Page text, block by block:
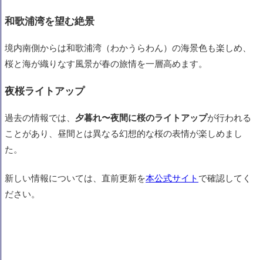
和歌浦湾を望む絶景
境内南側からは和歌浦湾（わかうらわん）の海景色も楽しめ、
桜と海が織りなす風景が春の旅情を一層高めます。
夜桜ライトアップ
過去の情報では、 夕暮れ〜夜間に桜のライトアップが行われる
ことがあり、昼間とは異なる幻想的な桜の表情が楽しめまし
た。
新しい情報については、直前更新を本公式サイト で確認してく
ださい。